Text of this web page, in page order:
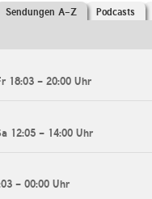
Sendungen A-Z Podcasts
18:03 - 20:00 Uhr
12:05 - 14:00 Uhr
- 00:00 Uhr